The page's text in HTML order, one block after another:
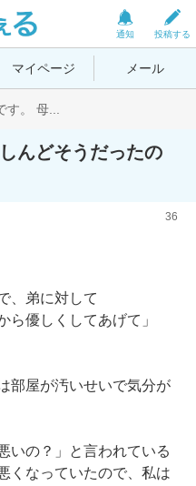
投稿する
通知
マイページ メール
す。 母...
んどそうだったの
36
、弟に対して
ら優しくしてあげて」
部屋が汚いせいで気分が
いの？」と言われている
くなっていたので、私は